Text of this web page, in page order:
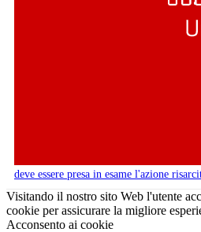
deve essere presa in esame l'azione
Visitando il nostro sito Web l'utente
cookie per assicurare la migliore
Acconsento ai cookie